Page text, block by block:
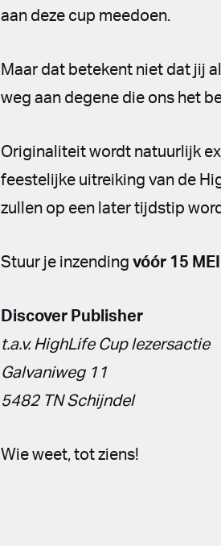
aan deze cup meedoen.
Maar dat betekent niet dat jij
weg aan degene die ons het
Originaliteit wordt natuurlijk
feestelijke uitreiking van de
zullen op een later tijdstip
Stuur je inzendingvóór 15 MEI
Discover Publisher
t.a.v. HighLife Cup lezersactie
Galvaniweg 11
5482 TN Schijndel
Wie weet, tot ziens!